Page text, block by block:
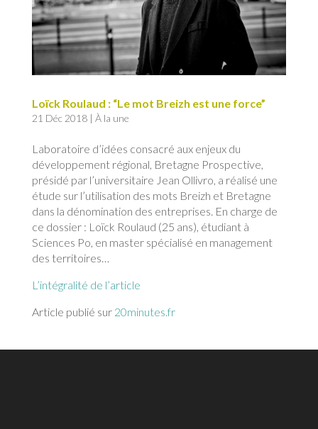
Loïck Roulaud : “Le mot Breizh est une force”
21 Déc 2018| À la une
Laboratoire d’idées consacré aux enjeux du
développement régional, Bretagne Prospective,
présidé par l’universitaire Jean Ollivro, a réalisé une
étude sur l’utilisation des mots Breizh et Bretagne
dans la dénomination des entreprises. En charge de
ce dossier : Loïck Roulaud (25 ans), étudiant à
Sciences Po, en master spécialisé en management
des territoires…
L’intégralité de l’article
Article publié sur 20minutes.fr